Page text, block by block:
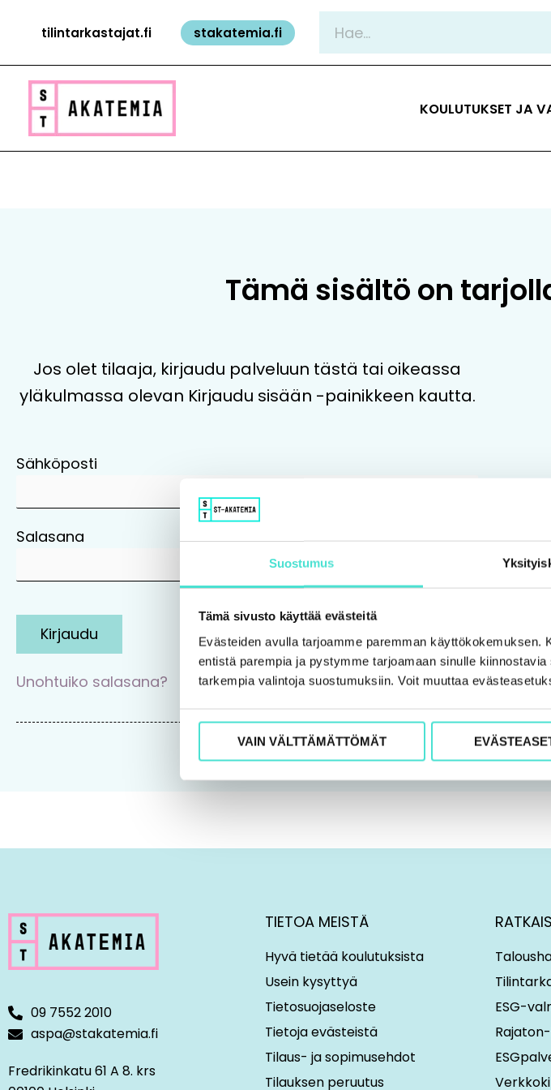
Suostumus
Tämä sivusto käyttää evästeitä
Evästeiden avulla tarjoamme paremman
entistä parempia ja pystymme tarjoamaan sinulle
tarkempia valintoja suostumuksiin. Voit muuttaa
VAIN VÄLTTÄMÄTTÖMÄT
sisältööntilintarkastajat.fi stakatemia.fi
KOULUTUKSET JA
Tämä sisältö on
Jos olet tilaaja, kirjaudu palveluun tästä tai oikeassa
yläkulmassa olevan Kirjaudu sisään -painikkeen kautta.
Sähköposti
Salasana
Kirjaudu
Unohtuiko salasana?
09 7552 2010
aspa@stakatemia.fi
Fredrikinkatu 61 A 8. krs
TIETOA MEISTÄ
Hyvä tietää koulutuksista
Usein kysyttyä
Tietosuojaseloste
Tietoja evästeistä
Tilaus- ja sopimusehdot
Tilauksen peruutus
ESG-